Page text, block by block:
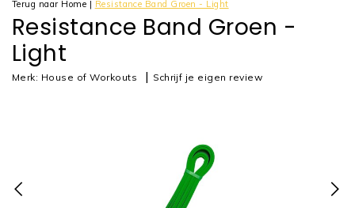
Terug naar Home | Resistance Band Groen - Light
Resistance Band Groen -
Light
Merk: House of Workouts | Schrijf je eigen review